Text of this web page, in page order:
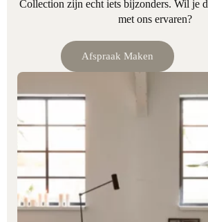
Collection zijn echt iets bijzonders. Wil je
met ons ervaren?
Afspraak Maken